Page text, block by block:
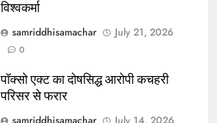
विश्वकर्मा
samriddhisamachar
July 21, 2026
0
पॉक्सो एक्ट का दोषसिद्ध आरोपी कचहरी
परिसर से फरार